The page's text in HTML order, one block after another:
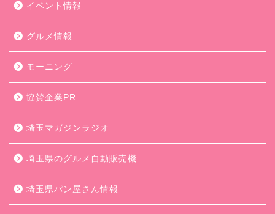
イベント情報
グルメ情報
モーニング
協賛企業PR
埼玉マガジンラジオ
埼玉県のグルメ自動販売機
埼玉県パン屋さん情報